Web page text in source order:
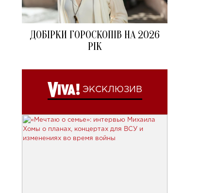
ДОБІРКИ ГОРОСКОПІВ НА 2026
РІК
ЭКСКЛЮЗИВ